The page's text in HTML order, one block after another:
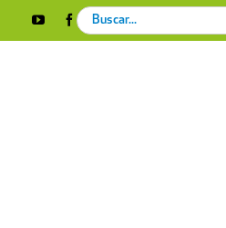
YouTubeFacebookInstagram
X
Search
for: